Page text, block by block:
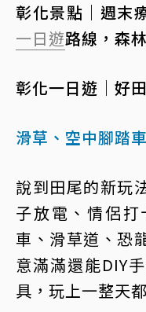
彰化景點｜週末
一日遊路線，森
彰化一日遊｜好
滑草、空中腳踏
說到田尾的新玩
子放電、情侶
車、滑草道、恐
意滿滿還能DIY
具，玩上一整天